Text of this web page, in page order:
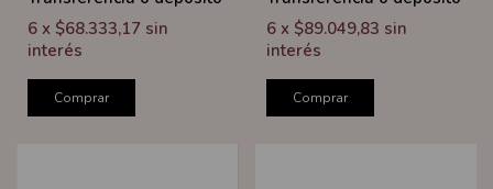
6 x $68.333,17 sin
interés
Comprar
6 x $89.049,83 sin
interés
Comprar